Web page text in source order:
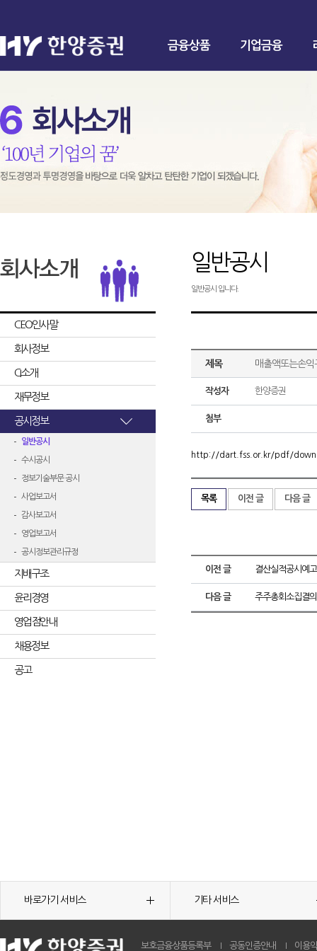
금융상품 기업금융
CEO인사말
회사정보
CI소개
재무정보
공시정보
일반공시
수시공시
정보기술부문 공시
사업보고서
감사보고서
영업보고서
공시정보관리규정
지배구조
윤리경영
영업점안내
채용정보
공고
일반공시
일반공시 입니다.
제목 매출액또는손
작성자 한양증권
첨부
http://dart.fss.or.kr/pdf/
목록 이전 글 다음 글
이전 글 결산실적공시예
다음 글 주주총회소집결의
바로가기 서비스 기타 서비스
보호금융상품등록부 공동인증안내 이용